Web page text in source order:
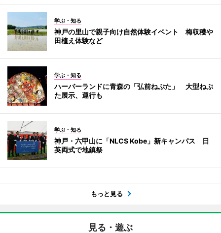
学ぶ・知る
神戸の里山で親子向け自然体験イベント 梅収穫や
田植え体験など
学ぶ・知る
ハーバーランドに青森の「弘前ねぷた」 大型ねぷ
た展示、運行も
学ぶ・知る
神戸・六甲山に「NLCS Kobe」新キャンパス 日
英両式で地鎮祭
もっと見る
見る・遊ぶ